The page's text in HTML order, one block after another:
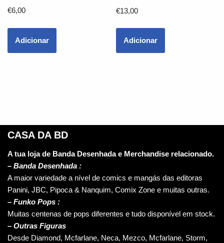
€6,00
Adicionar
€13,00
Adicionar
CASA DA BD
A tua loja de Banda Desenhada e Merchandise relacionado.
– Banda Desenhada :
A maior variedade a nível de comics e mangás das editoras
Panini, JBC, Pipoca & Nanquim, Comix Zone e muitas outras.
– Funko Pops :
Muitas centenas de pops diferentes e tudo disponível em stock.
– Outras Figuras
Desde Diamond, Mcfarlane, Neca, Mezco, Mcfarlane, Storm,